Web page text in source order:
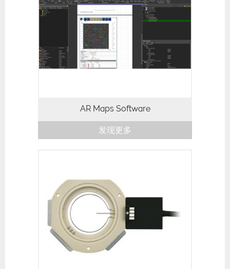
AR Maps 是一款专为AFM数据设计的综合
分析软件包，可简化您的工作流程。 功能
包括: 校正、归一化和去噪测量数据广泛工
具 表征表面和截面数据，包括 ...
AR Maps Software
发现更多
BioHeater在设计上与封闭的液体腔室相
似，主要的区别是：一个集成的浸入式加热
元件和温度传感器被放置在液体中，以实现
液体环境下，室温至80°C度之间的成像。
它支持直径最大为25 mm的样品。这个套
件包括：各种...